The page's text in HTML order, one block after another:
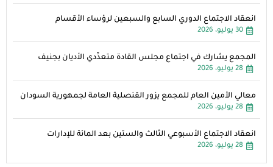
انعقاد الاجتماع الدوري السابع والسبعين لرؤساء الأقسام
30 يوليو، 2026
المجمع يشارك في اجتماع مجلس القادة متعدِّدي الأديان بجنيف
28 يوليو، 2026
معالي الأمين العام للمجمع يزور القنصلية العامة لجمهورية السودان
28 يوليو، 2026
انعقاد الاجتماع الأسبوعي الثالث والستين بعد المائة للإدارات
28 يوليو، 2026